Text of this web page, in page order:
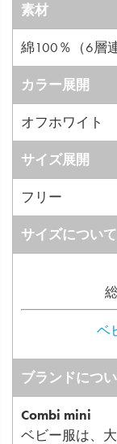
素材
綿100％（6層
カラー展開
オフホワイト
サイズ展開
フリー
サイズについて
ベ
ブランドにつ
Combi mini
ベビー服は、